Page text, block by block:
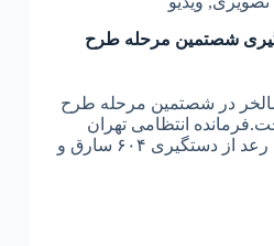
پیشگیری شصتمین مرحله طرح
سارق و مالخر در شصتمین مرحله طرح
انتظامی تهران
بزرگ در مرحله ۶۰ طرح رعد از دستگیری ۶۰۴ سارق و